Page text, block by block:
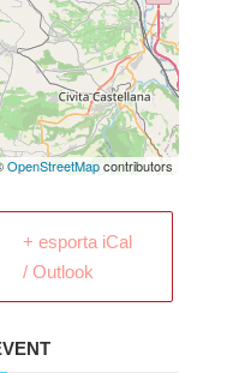
OpenStreetMapcontributors
+ esporta iCal
/ Outlook